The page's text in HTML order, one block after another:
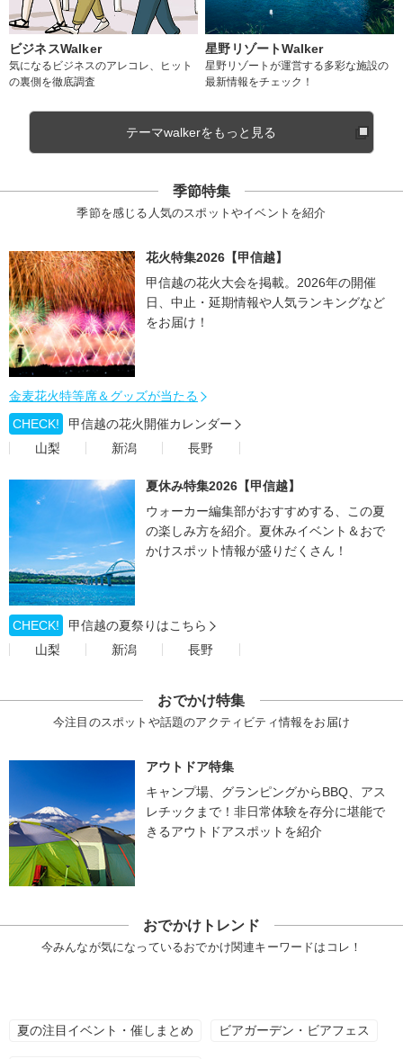
ビジネスWalker
気になるビジネスのアレコレ、ヒット
の裏側を徹底調査
星野リゾートWalker
星野リゾートが運営する多彩な施設の
最新情報をチェック！
テーマwalkerをもっと見る
季節特集
季節を感じる人気のスポットやイベントを紹介
花火特集2026【甲信越】
甲信越の花火大会を掲載。2026年の開催
日、中止・延期情報や人気ランキングなど
をお届け！
金麦花火特等席＆グッズが当たる
CHECK!
甲信越の花火開催カレンダー
山梨
新潟 長野
夏休み特集2026【甲信越】
ウォーカー編集部がおすすめする、この夏
の楽しみ方を紹介。夏休みイベント＆おで
かけスポット情報が盛りだくさん！
CHECK!
甲信越の夏祭りはこちら
山梨
新潟 長野
おでかけ特集
今注目のスポットや話題のアクティビティ情報をお届け
アウトドア特集
キャンプ場、グランピングからBBQ、アス
レチックまで！非日常体験を存分に堪能で
きるアウトドアスポットを紹介
おでかけトレンド
今みんなが気になっているおでかけ関連キーワードはコレ！
夏の注目イベント・催しまとめ ビアガーデン・ビアフェス